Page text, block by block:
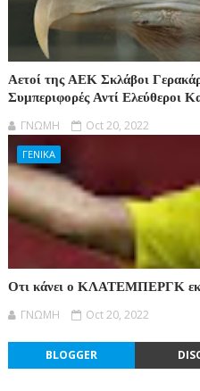
Αετοί της ΑΕΚ Σκλάβοι
Συμπεριφορές Αντί Ελεύθεροι
ΓΝΩΜΗ Oct 20, 2022
ΓΕΝΙΚΑ
Οτι κάνει ο ΚΛΑΤΕΜΠΕΡΓΚ
ΓΝΩΜΗ Oct 20, 2022
BLOGGER